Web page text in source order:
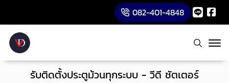
082-401-4848
รับติดตั้งประตูม้วนทุกระบบ - วีดี ชัตเตอร์